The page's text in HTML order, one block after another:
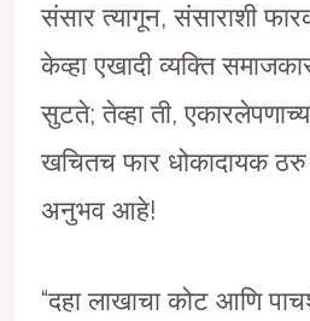
संसार त्यागून, संसाराशी
केव्हा एखादी व्यक्ति
सुटते; तेव्हा ती,
खचितच फार धोकादायक ठरु
अनुभव आहे!
“दहा लाखाचा कोट आणि